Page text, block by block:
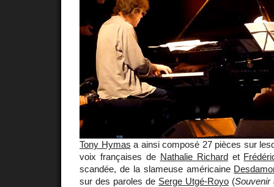
Tony Hymas a ainsi composé 27 pièces sur
voix françaises de Nathalie Richardet
scandée, de la slameuse américaine
sur des paroles de Serge Utgé-Royo (Souvenir